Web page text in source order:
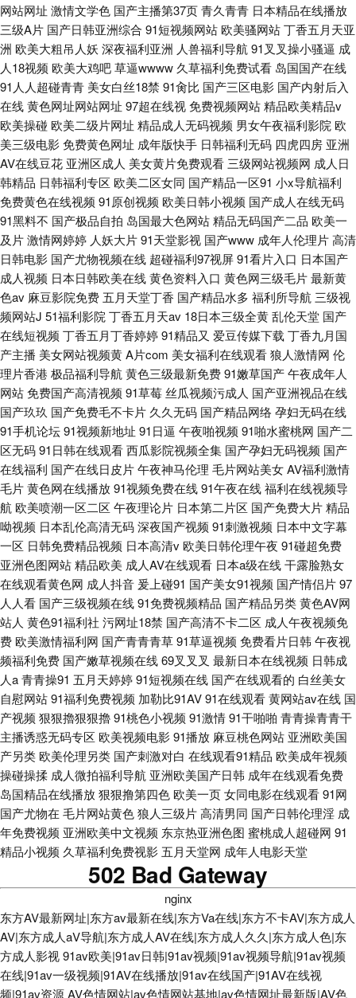
网站网址 激情文学色 国产主播第37页青久青青 日本精品在线播放
三级A片 国产日韩亚洲综合 91短视频网站 欧美骚网站丁香五月天亚
洲 欧美大粗吊人妖 深夜福利亚洲 人兽福利导航 91叉叉操小骚逼 成
人18视频 欧美大鸡吧草逼wwww 久草福利免费试看 岛国国产在线
91人人超碰青青 美女白丝18禁 91肏比 国产三区电影 国产内射后入
在线黄色网址网站网址 97超在线视免费视频网站精品欧美精品v
欧美操碰 欧美二级片网址 精品成人无码视频 男女午夜福利影院 欧
美三级电影免费黄色网址 成年版快手 日韩福利无码 四虎四房 亚洲
AV在线豆花 亚洲区成人 美女黄片免费观看 三级网站视频网 成人日
韩精品 日韩福利专区 欧美二区女同 国产精品一区91 小x导航福利
免费黄色在线视频 91原创视频 欧美日韩小视频 国产成人在线无码
91黑料不 国产极品自拍 岛国最大色网站精品无码国产二品 欧美一
及片激情网婷婷 人妖大片91天堂影视 国产www 成年人伦理片高清
日韩电影 国产尤物视频在线 超碰福利97视屏91看片入口 日本国产
成人视频 日本日韩欧美在线黄色资料入口 黄色网三级毛片最新黄
色av 麻豆影院免费 五月天堂丁香 国产精品水多 福利所导航 三级视
频网站J 51福利影院 丁香五月天av 18日本三级全黄乱伦天堂 国产
在线短视频 丁香五月丁香婷婷91精品又 爱豆传媒下载 丁香九月国
产主播 美女网站视频黄A片com 美女福利在线观看狼人激情网 伦
理片香港 极品福利导航 黄色三级最新免费91嫩草国产午夜成年人
网站免费国产高清视频 91草莓丝瓜视频污成人 国产亚洲视品在线
国产玖玖 国产免费毛不卡片 久久无码 国产精品网络 孕妇无码在线
91手机论坛91视频新地址 91日逼 午夜啪视频 91啪水蜜桃网 国产二
区无码91日韩在线观看西瓜影院视频全集 国产孕妇无码视频 国产
在线福利 国产在线日皮片午夜神马伦理 毛片网站美女AV福利激情
毛片黄色网在线播放91视频免费在线91午夜在线福利在线视频导
航 欧美喷潮一区二区 午夜理论片 日本第二片区 国产免费大片精品
呦视频 日本乱伦高清无码深夜国产视频 91刺激视频 日本中文字幕
一区 日韩免费精品视频 日本高清v 欧美日韩伦理午夜 91碰超免费
亚洲色图网站精品欧美 成人AV在线观看 日本a级在线干露脸熟女
在线观看黄色网 成人抖音 爰上碰91 国产美女91视频 国产情侣片97
人人看 国产三级视频在线91免费视频精品 国产精品另类黄色AV网
站人 黄色91福利社 污网址18禁 国产高清不卡二区 成人午夜视频免
费 欧美激情福利网 国产青青青草91草逼视频 免费看片日韩 午夜视
频福利免费 国产嫩草视频在线69叉叉叉 最新日本在线视频 日韩成
人a青青操91 五月天婷婷91短视频在线 国产在线观看的 白丝美女
自慰网站91福利免费视频 加勒比91AV91在线观看黄网站av在线 国
产视频 狠狠擼狠狠擼91桃色小视频 91激情91干啪啪 青青操青青干
主播诱惑无码专区 欧美视频电影91播放 麻豆桃色网站 亚洲欧美国
产另类 欧美伦理另类 国产刺激对白 在线观看91精品 欧美成年视频
操碰操揉 成人微拍福利导航 亚洲欧美国产日韩 成年在线观看免费
岛国精品在线播放狠狠撸第四色 欧美一页女同电影在线观看91网
国产尤物在 毛片网站黄色狼人三级片高清男同 国产日韩伦理淫 成
年免费视频 亚洲欧美中文视频 东京热亚洲色图 蜜桃成人超碰网 91
精品小视频 久草福利免费视影 五月天堂网 成年人电影天堂
502 Bad Gateway
nginx
东方AV最新网址|东方av最新在线|东方Va在线|东方不卡AV|东方成人
AV|东方成人aV导航|东方成人AV在线|东方成人久久|东方成人色|东
方成人影视91av欧美|91av日韩|91av视频|91av视频导航|91av视频
在线|91av一级视频|91AV在线播放|91av在线国产|91AV在线视
频|91av资源AV色情网站|av色情网站基地|av色情网址最新版|AV色